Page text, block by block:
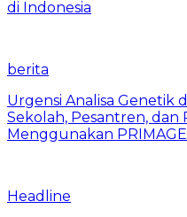
di Indonesia
berita
Urgensi Analisa Genetik
Sekolah, Pesantren,
Menggunakan
Headline